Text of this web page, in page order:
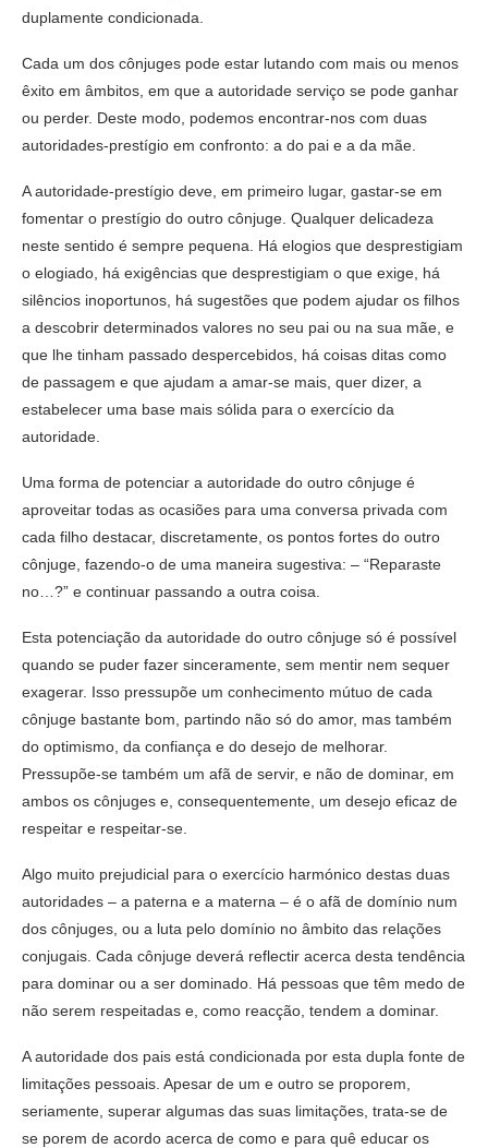
duplamente condicionada.
Cada um dos cônjuges pode estar lutando com mais ou menos
êxito em âmbitos, em que a autoridade serviço se pode ganhar
ou perder. Deste modo, podemos encontrar-nos com duas
autoridades-prestígio em confronto: a do pai e a da mãe.
A autoridade-prestígio deve, em primeiro lugar, gastar-se em
fomentar o prestígio do outro cônjuge. Qualquer delicadeza
neste sentido é sempre pequena. Há elogios que desprestigiam
o elogiado, há exigências que desprestigiam o que exige, há
silêncios inoportunos, há sugestões que podem ajudar os filhos
a descobrir determinados valores no seu pai ou na sua mãe, e
que lhe tinham passado despercebidos, há coisas ditas como
de passagem e que ajudam a amar-se mais, quer dizer, a
estabelecer uma base mais sólida para o exercício da
autoridade.
Uma forma de potenciar a autoridade do outro cônjuge é
aproveitar todas as ocasiões para uma conversa privada com
cada filho destacar, discretamente, os pontos fortes do outro
cônjuge, fazendo-o de uma maneira sugestiva: – “Reparaste
no…?” e continuar passando a outra coisa.
Esta potenciação da autoridade do outro cônjuge só é possível
quando se puder fazer sinceramente, sem mentir nem sequer
exagerar. Isso pressupõe um conhecimento mútuo de cada
cônjuge bastante bom, partindo não só do amor, mas também
do optimismo, da confiança e do desejo de melhorar.
Pressupõe-se também um afã de servir, e não de dominar, em
ambos os cônjuges e, consequentemente, um desejo eficaz de
respeitar e respeitar-se.
Algo muito prejudicial para o exercício harmónico destas duas
autoridades – a paterna e a materna – é o afã de domínio num
dos cônjuges, ou a luta pelo domínio no âmbito das relações
conjugais. Cada cônjuge deverá reflectir acerca desta tendência
para dominar ou a ser dominado. Há pessoas que têm medo de
não serem respeitadas e, como reacção, tendem a dominar.
A autoridade dos pais está condicionada por esta dupla fonte de
limitações pessoais. Apesar de um e outro se proporem,
seriamente, superar algumas das suas limitações, trata-se de
se porem de acordo acerca de como e para quê educar os